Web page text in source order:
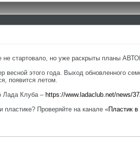
стартовало, но уже раскрыты планы
весной этого года. Выход обновленного
появится летом.
Лада Клуба – https://www.ladaclub.net/news/
пластике? Проверяйте на канале «Пластик